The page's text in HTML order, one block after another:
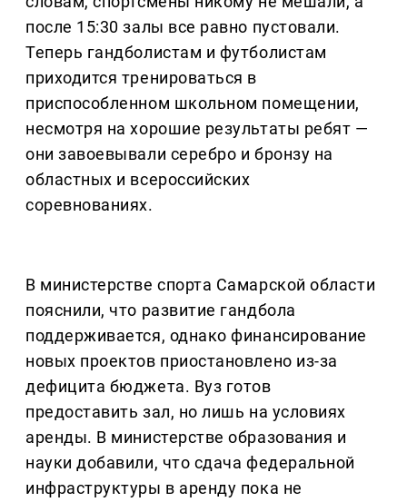
после 15:30 залы все равно пустовали.
Теперь гандболистам и футболистам
приходится тренироваться в
приспособленном школьном помещении,
несмотря на хорошие результаты ребят —
они завоевывали серебро и бронзу на
областных и всероссийских
соревнованиях.
В министерстве спорта Самарской области
пояснили, что развитие гандбола
поддерживается, однако финансирование
новых проектов приостановлено из-за
дефицита бюджета. Вуз готов
предоставить зал, но лишь на условиях
аренды. В министерстве образования и
науки добавили, что сдача федеральной
инфраструктуры в аренду пока не